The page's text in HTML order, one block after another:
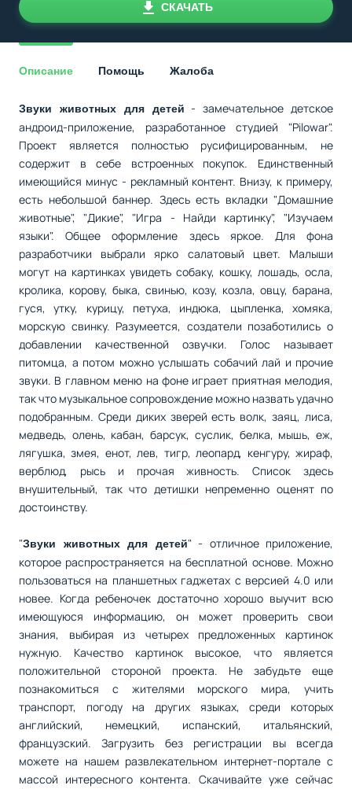
СКАЧАТЬ
Описание Помощь Жалоба
Звуки животных для детей - замечательное детское
андроид-приложение, разработанное студией "Pilowar".
Проект является полностью русифицированным, не
содержит в себе встроенных покупок. Единственный
имеющийся минус - рекламный контент. Внизу, к примеру,
есть небольшой баннер. Здесь есть вкладки "Домашние
живoтные", "Дикие", "Игра - Найди картинку", "Изучаем
языки". Общее оформление здесь яркое. Для фона
разработчики выбрали ярко салатовый цвет. Малыши
могут на картинках увидеть собаку, кошку, лошадь, осла,
кролика, корову, быка, свинью, козу, козла, овцу, барана,
гуся, утку, курицу, петуха, индюка, цыпленка, хомяка,
морскую свинку. Разумеется, создатели позаботились о
добавлении качественной озвучки. Голос называет
питомца, а потом можно услышать собачий лай и прочие
звуки. В главном меню на фоне играет приятная мелодия,
так что музыкальное сопровождение можно назвать удачно
подобранным. Среди диких зверей есть волк, заяц, лиса,
медведь, олень, кабан, барсук, суслик, белка, мышь, еж,
лягушка, змея, енот, лев, тигр, леопард, кенгуру, жираф,
верблюд, рысь и прочая живность. Список здесь
внушительный, так что детишки непременно оценят по
достоинству.
"Звуки животных для детей" - отличное приложение,
которое распространяется на бесплатной основе. Можно
пользоваться на планшетных гаджетах с версией 4.0 или
новее. Когда ребеночек достаточно хорошо выучит всю
имеющуюся информацию, он может проверить свои
знания, выбирая из четырех предложенных картинок
нужную. Качество картинок высокое, что является
положительной стороной проекта. Не забудьте еще
познакомиться с жителями морского мира, учить
транспорт, погоду на других языках, среди которых
английский, немецкий, испанский, итальянский,
французский. Загрузить без регистрации вы всегда
можете на нашем развлекательном интернет-портале с
массой интересного контента. Скачивайте уже сейчас